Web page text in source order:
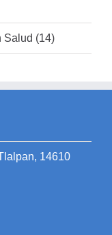
Salud (14)
14610